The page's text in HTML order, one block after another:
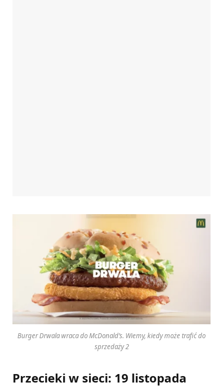
Burger Drwala wraca do McDonald’s. Wiemy, kiedy może trafić do
sprzedaży 2
Przecieki w sieci: 19 listopada